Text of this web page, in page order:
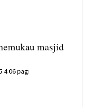
masjid
4:06 pagi